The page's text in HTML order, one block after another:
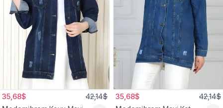
35,68$ 42,14$ 35,68$ 42,14$